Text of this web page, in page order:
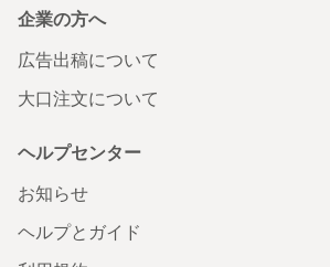
企業の方へ
広告出稿について
大口注文について
ヘルプセンター
お知らせ
ヘルプとガイド